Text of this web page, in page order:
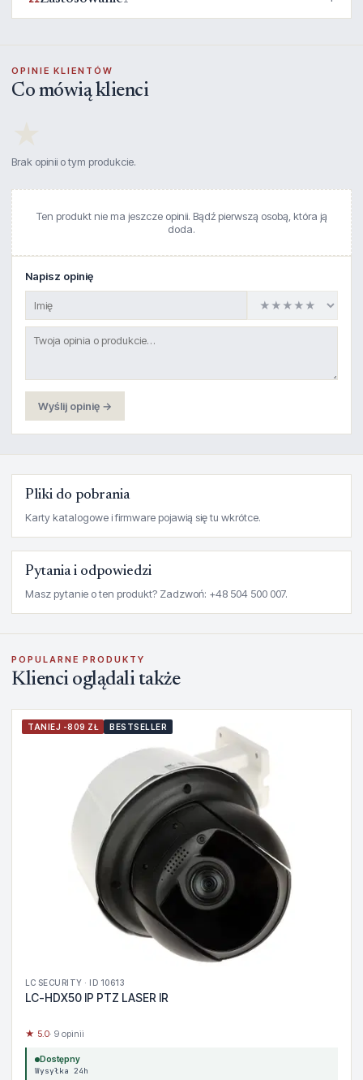
OPINIE KLIENTÓW
Co mówią klienci
Brak opinii o tym produkcie.
Ten produkt nie ma jeszcze opinii. Bądź pierwszą osobą, która ją
doda.
Napisz opinię
Wyślij opinię →
Pliki do pobrania
Karty katalogowe i firmware pojawią się tu wkrótce.
Pytania i odpowiedzi
Masz pytanie o ten produkt? Zadzwoń: +48 504 500 007.
POPULARNE PRODUKTY
Klienci oglądali także
TANIEJ -809 ZŁ BESTSELLER
LC SECURITY · ID 10613
LC-HDX50 IP PTZ LASER IR
★ 5.0· 9 opinii
Dostępny
Wysyłka 24h